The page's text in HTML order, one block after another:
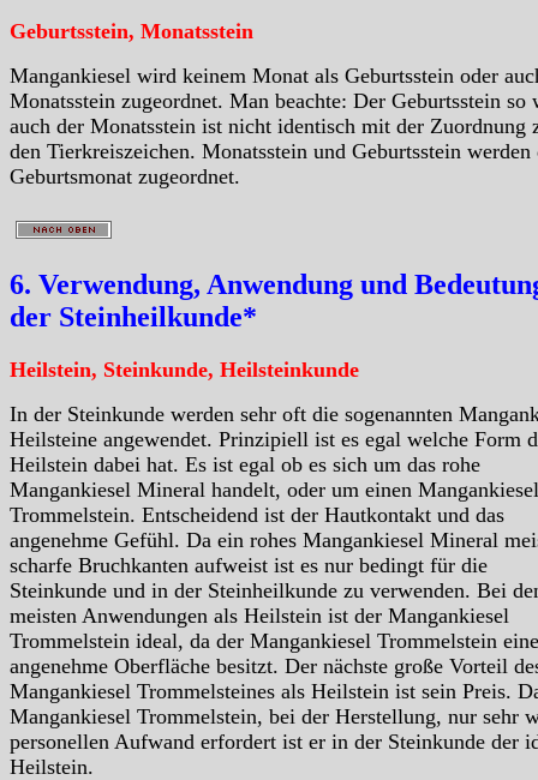
Geburtsstein, Monatsstein
Mangankiesel wird keinem Monat als Geburtsstein oder
Monatsstein zugeordnet. Man beachte: Der Geburtsstein so
auch der Monatsstein ist nicht identisch mit der Zuordnung
den Tierkreiszeichen. Monatsstein und Geburtsstein werden
Geburtsmonat zugeordnet.
6. Verwendung, Anwendung und
der Steinheilkunde*
Heilstein, Steinkunde, Heilsteinkunde
In der Steinkunde werden sehr oft die sogenannten
Heilsteine angewendet. Prinzipiell ist es egal welche Form
Heilstein dabei hat. Es ist egal ob es sich um das rohe
Mangankiesel Mineral handelt, oder um einen Mangankiesel
Trommelstein. Entscheidend ist der Hautkontakt und das
angenehme Gefühl. Da ein rohes Mangankiesel Mineral
scharfe Bruchkanten aufweist ist es nur bedingt für die
Steinkunde und in der Steinheilkunde zu verwenden. Bei
meisten Anwendungen als Heilstein ist der Mangankiesel
Trommelstein ideal, da der Mangankiesel Trommelstein eine
angenehme Oberfläche besitzt. Der nächste große Vorteil
Mangankiesel Trommelsteines als Heilstein ist sein Preis.
Mangankiesel Trommelstein, bei der Herstellung, nur sehr
personellen Aufwand erfordert ist er in der Steinkunde der
Heilstein.